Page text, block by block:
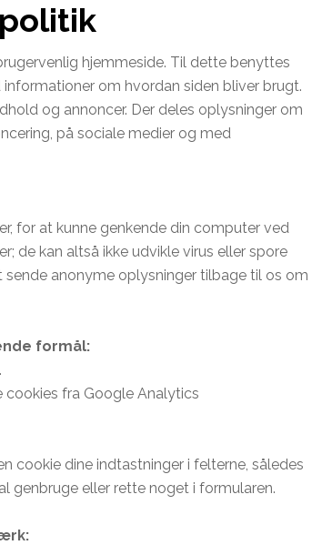
hjemmeside. Til dette benyttes
om hvordan siden bliver brugt.
og annoncer. Der deles oplysninger om
på sociale medier og med
for at kunne genkende din computer ved
de kan altså ikke udvikle virus eller spore
sende anonyme oplysninger tilbage til os om
formål:
fra Google Analytics
cookie dine indtastninger i felterne, således
genbruge eller rette noget i formularen.